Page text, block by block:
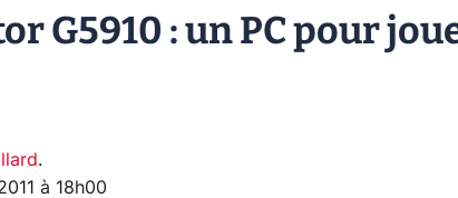
G5910 : un PC pour
.
à 18h00